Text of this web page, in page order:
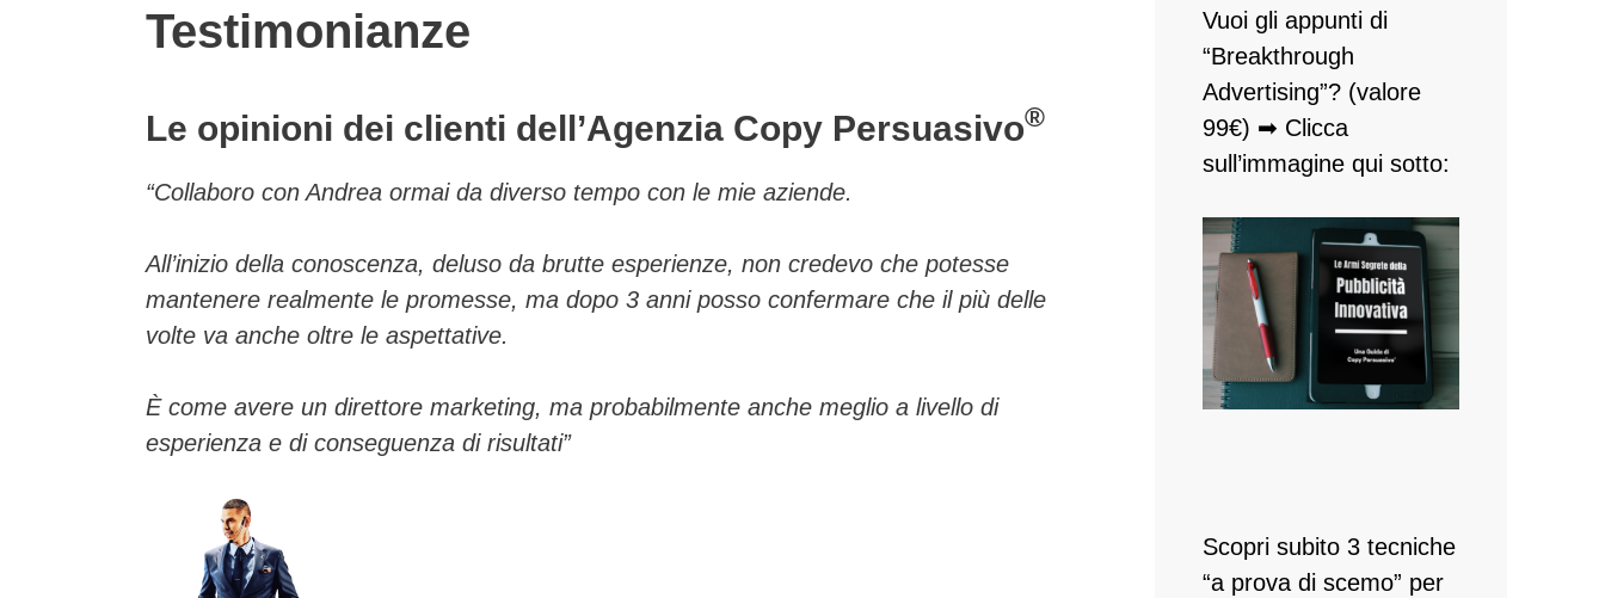
Testimonianze
Le opinioni dei clienti dell’Agenzia Copy Persuasivo®
“Collaboro con Andrea ormai da diverso tempo con le mie aziende.
All’inizio della conoscenza, deluso da brutte esperienze, non credevo che potesse
mantenere realmente le promesse, ma dopo 3 anni posso confermare che il più delle
volte va anche oltre le aspettative.
È come avere un direttore marketing, ma probabilmente anche meglio a livello di
esperienza e di conseguenza di risultati”
Vuoi gli appunti di
“Breakthrough
Advertising”? (valore
99€) ➡ Clicca
sull’immagine qui sotto:
Scopri subito 3 tecniche
“a prova di scemo” per